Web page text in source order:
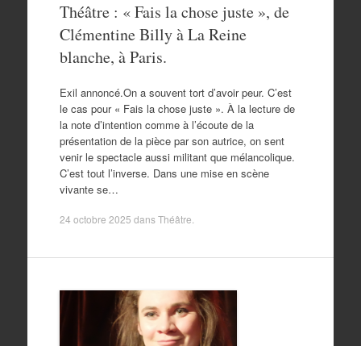
Théâtre : « Fais la chose juste », de
Clémentine Billy à La Reine
blanche, à Paris.
Exil annoncé.On a souvent tort d’avoir peur. C’est
le cas pour « Fais la chose juste ». À la lecture de
la note d’intention comme à l’écoute de la
présentation de la pièce par son autrice, on sent
venir le spectacle aussi militant que mélancolique.
C’est tout l’inverse. Dans une mise en scène
vivante se…
24 octobre 2025 dansThéâtre